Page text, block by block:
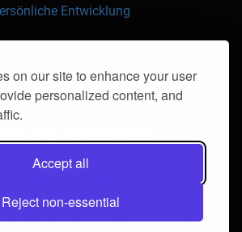
on our site to enhance your user
personalized content, and
Accept all
Reject non-essential
Entwicklung
Kontaktieren Sie uns
klorii.ro. Alle rechte vorbehalten.